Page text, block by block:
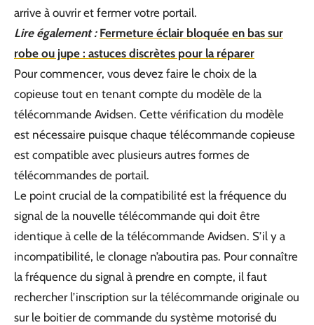
arrive à ouvrir et fermer votre portail.
Lire également : Fermeture éclair bloquée en bas sur
robe ou jupe : astuces discrètes pour la réparer
Pour commencer, vous devez faire le choix de la
copieuse tout en tenant compte du modèle de la
télécommande Avidsen. Cette vérification du modèle
est nécessaire puisque chaque télécommande copieuse
est compatible avec plusieurs autres formes de
télécommandes de portail.
Le point crucial de la compatibilité est la fréquence du
signal de la nouvelle télécommande qui doit être
identique à celle de la télécommande Avidsen. S’il y a
incompatibilité, le clonage n’aboutira pas. Pour connaître
la fréquence du signal à prendre en compte, il faut
rechercher l’inscription sur la télécommande originale ou
sur le boitier de commande du système motorisé du